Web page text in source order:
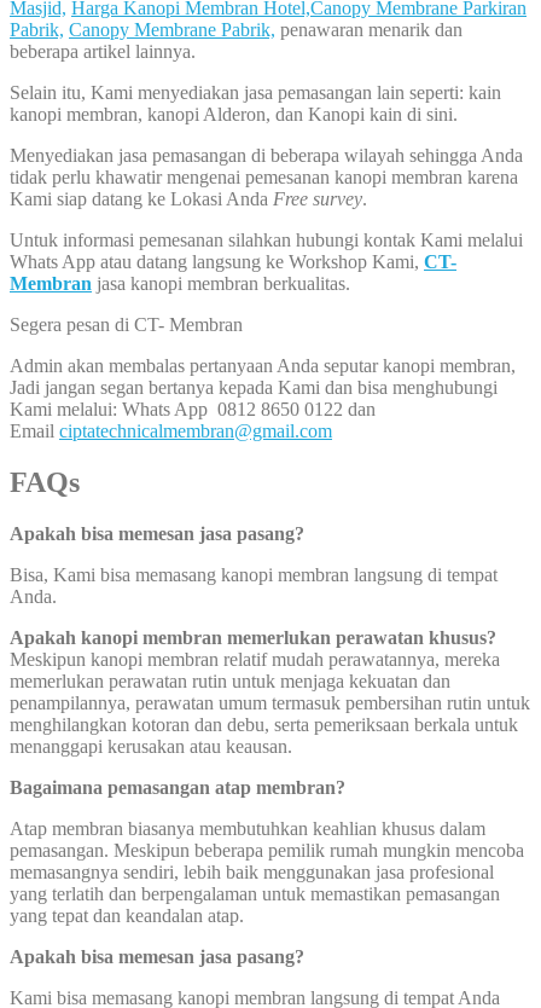
Masjid, Harga Kanopi Membran Hotel,Canopy Membrane Parkiran
Pabrik, Canopy Membrane Pabrik, penawaran menarik dan
beberapa artikel lainnya.
Selain itu, Kami menyediakan jasa pemasangan lain seperti: kain
kanopi membran, kanopi Alderon, dan Kanopi kain di sini.
Menyediakan jasa pemasangan di beberapa wilayah sehingga Anda
tidak perlu khawatir mengenai pemesanan kanopi membran karena
Kami siap datang ke Lokasi Anda Free survey.
Untuk informasi pemesanan silahkan hubungi kontak Kami melalui
Whats App atau datang langsung ke Workshop Kami, CT-
Membran jasa kanopi membran berkualitas.
Segera pesan di CT- Membran
Admin akan membalas pertanyaan Anda seputar kanopi membran,
Jadi jangan segan bertanya kepada Kami dan bisa menghubungi
Kami melalui: Whats App 0812 8650 0122 dan
Email ciptatechnicalmembran@gmail.com
FAQs
Apakah bisa memesan jasa pasang?
Bisa, Kami bisa memasang kanopi membran langsung di tempat
Anda.
Apakah kanopi membran memerlukan perawatan khusus?
Meskipun kanopi membran relatif mudah perawatannya, mereka
memerlukan perawatan rutin untuk menjaga kekuatan dan
penampilannya, perawatan umum termasuk pembersihan rutin untuk
menghilangkan kotoran dan debu, serta pemeriksaan berkala untuk
menanggapi kerusakan atau keausan.
Bagaimana pemasangan atap membran?
Atap membran biasanya membutuhkan keahlian khusus dalam
pemasangan. Meskipun beberapa pemilik rumah mungkin mencoba
memasangnya sendiri, lebih baik menggunakan jasa profesional
yang terlatih dan berpengalaman untuk memastikan pemasangan
yang tepat dan keandalan atap.
Apakah bisa memesan jasa pasang?
Kami bisa memasang kanopi membran langsung di tempat Anda